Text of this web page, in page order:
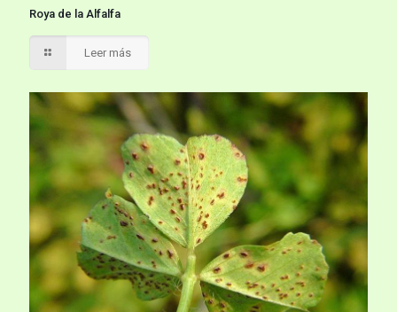
Roya de la Alfalfa
Leer más